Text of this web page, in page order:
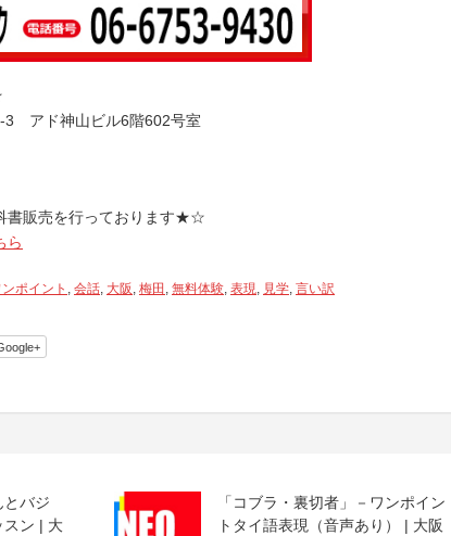
アド神山ビル6階602号室
書販売を行っております★☆
ら
ンポイント , 会話, 大阪 , 梅田 , 無料体験, 表現, 見学, 言い訳
とバジ
スン | 大
「コブラ・裏切者」－ワンポイン
トタイ語表現（音声あり） | 大阪